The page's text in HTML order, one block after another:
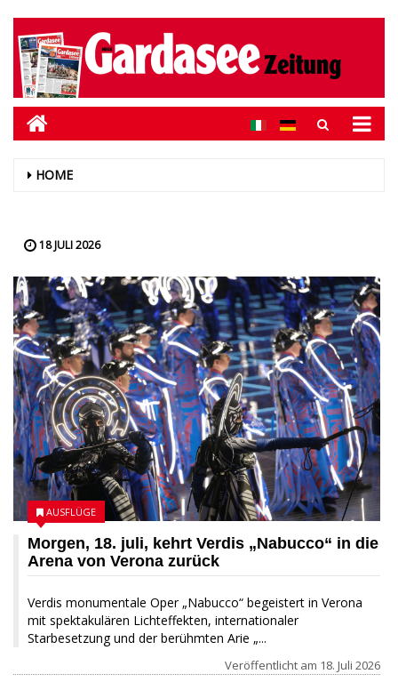
HOME
18 JULI 2026
Morgen, 18. juli, kehrt Verdis „Nabucco“ in die
Arena von Verona zurück
Verdis monumentale Oper „Nabucco“ begeistert in Verona
mit spektakulären Lichteffekten, internationaler
Starbesetzung und der berühmten Arie „...
AUSFLÜGE
Veröffentlicht am 18. Juli 2026